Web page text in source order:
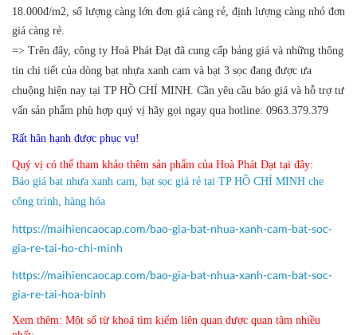
18.000đ/m2, số lượng càng lớn đơn giá càng rẻ, định lượng càng nhỏ đơn
giá càng rẻ.
=> Trên đây, công ty Hoà Phát Đạt đã cung cấp bảng giá và những thông
tin chi tiết của dòng bạt nhựa xanh cam và bạt 3 sọc đang được ưa
chuộng hiện nay tại TP HỒ CHÍ MINH. Cần yêu cầu báo giá và hỗ trợ tư
vấn sản phẩm phù hợp quý vị hãy gọi ngay qua hotline: 0963.379.379
Rất hân hạnh được phục vụ!
Quý vị có thể tham khảo thêm sản phẩm của Hoà Phát Đạt tại đây:
Báo giá bạt nhựa xanh cam, bạt sọc giá rẻ tại TP HỒ CHÍ MINH che
công trình, hàng hóa
https://maihiencaocap.com/bao-gia-bat-nhua-xanh-cam-bat-soc-
gia-re-tai-ho-chi-minh
https://maihiencaocap.com/bao-gia-bat-nhua-xanh-cam-bat-soc-
gia-re-tai-hoa-binh
Xem thêm: Một số từ khoá tìm kiếm liên quan được quan tâm nhiều